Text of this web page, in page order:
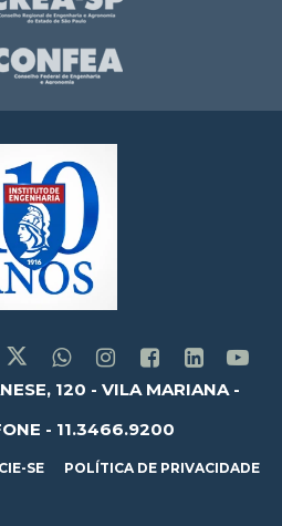
120 - VILA MARIANA -
- 11.3466.9200
SE POLÍTICA DE PRIVACIDADE